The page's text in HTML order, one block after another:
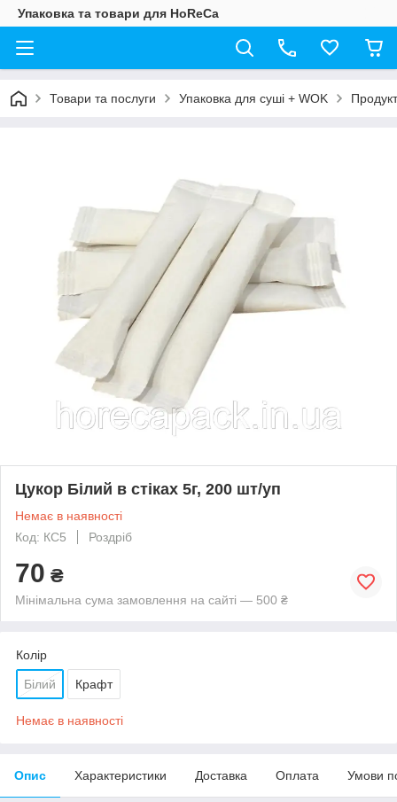
Упаковка та товари для HoReCa
Товари та послуги Упаковка для суші + WOK
Цукор Білий в стіках 5г, 200 шт/уп
Немає в наявності
Код: КС5
Роздріб
70 ₴
Мінімальна сума замовлення на сайті — 500 ₴
Колір
Білий Крафт
Немає в наявності
Опис Характеристики Доставка Оплата Умови